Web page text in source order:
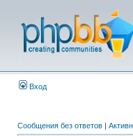
Вход
Сообщения без ответов |